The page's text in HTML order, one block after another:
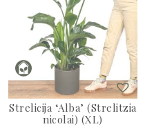
Strelicija ‘Alba’ (Strelitzia
nicolai) (XL)